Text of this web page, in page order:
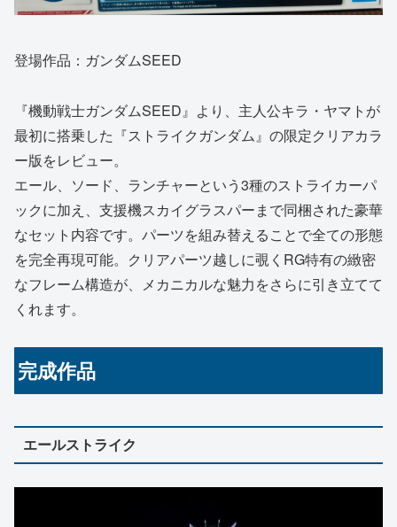
登場作品：ガンダムSEED
『機動戦士ガンダムSEED』より、主人公キラ・ヤマトが
最初に搭乗した『ストライクガンダム』の限定クリアカラ
ー版をレビュー。
エール、ソード、ランチャーという3種のストライカーパ
ックに加え、支援機スカイグラスパーまで同梱された豪華
なセット内容です。パーツを組み替えることで全ての形態
を完全再現可能。クリアパーツ越しに覗くRG特有の緻密
なフレーム構造が、メカニカルな魅力をさらに引き立てて
くれます。
完成作品
エールストライク